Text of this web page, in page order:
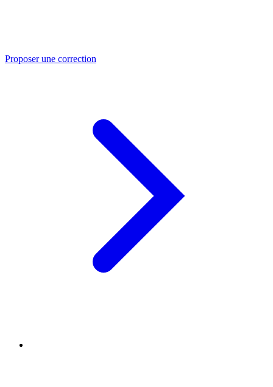
Proposer une correction